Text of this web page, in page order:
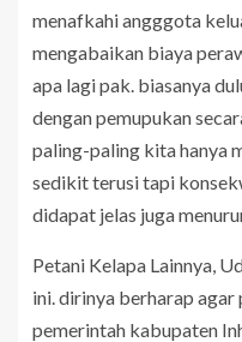
menafkahi angggota
mengabaikan biaya
apa lagi pak. biasanya
dengan pemupukan
paling-paling kita hanya
sedikit terusi tapi
didapat jelas juga
Petani Kelapa Lainnya,
ini. dirinya berharap
pemerintah kabupaten